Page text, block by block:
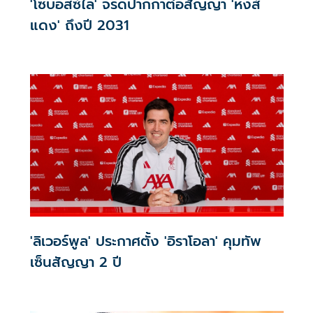
แดง' ถึงปี 2031
'ลิเวอร์พูล' ประกาศตั้ง 'อิราโอลา' คุมทัพ
เซ็นสัญญา 2 ปี